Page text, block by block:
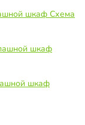
шкаф Схема
шкаф
шкаф